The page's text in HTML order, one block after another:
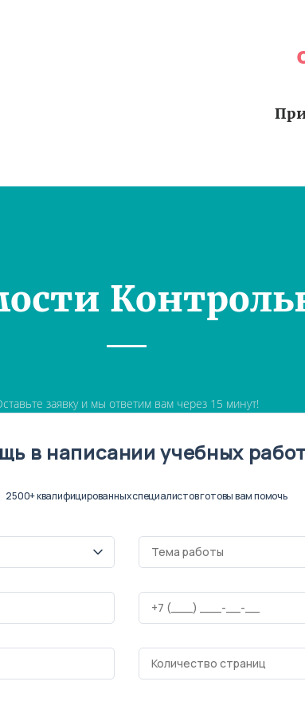
заявку и мы ответим вам через 15 минут!
в написании учебных
2500+ квалифицированных специалистов готовы вам помочь